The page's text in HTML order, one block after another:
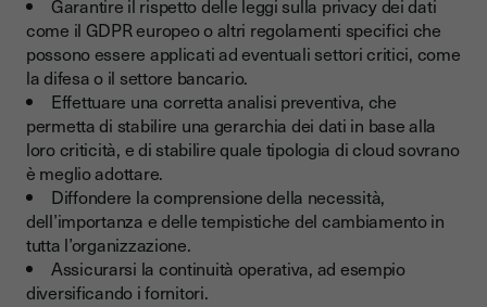
Garantire il rispetto delle leggi sulla privacy dei dati
come il GDPR europeo o altri regolamenti specifici che
possono essere applicati ad eventuali settori critici, come
la difesa o il settore bancario.
Effettuare una corretta analisi preventiva, che
permetta di stabilire una gerarchia dei dati in base alla
loro criticità, e di stabilire quale tipologia di cloud sovrano
è meglio adottare.
Diffondere la comprensione della necessità,
dell’importanza e delle tempistiche del cambiamento in
tutta l’organizzazione.
Assicurarsi la continuità operativa, ad esempio
diversificando i fornitori.